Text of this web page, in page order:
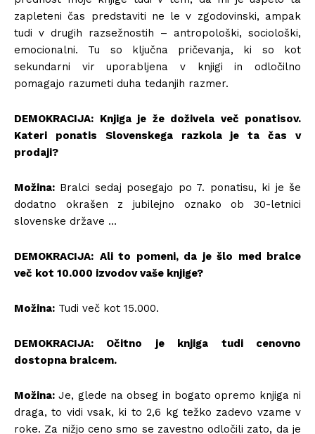
zapleteni čas predstaviti ne le v zgodovinski, ampak
tudi v drugih razsežnostih – antropološki, sociološki,
emocionalni. Tu so ključna pričevanja, ki so kot
sekundarni vir uporabljena v knjigi in odločilno
pomagajo razumeti duha tedanjih razmer.
DEMOKRACIJA: Knjiga je že doživela več ponatisov.
Kateri ponatis Slovenskega razkola je ta čas v
prodaji?
Možina: Bralci sedaj posegajo po 7. ponatisu, ki je še
dodatno okrašen z jubilejno oznako ob 30-letnici
slovenske države …
DEMOKRACIJA: Ali to pomeni, da je šlo med bralce
več kot 10.000 izvodov vaše knjige?
Možina: Tudi več kot 15.000.
DEMOKRACIJA: Očitno je knjiga tudi cenovno
dostopna bralcem.
Možina: Je, glede na obseg in bogato opremo knjiga ni
draga, to vidi vsak, ki to 2,6 kg težko zadevo vzame v
roke. Za nižjo ceno smo se zavestno odločili zato, da je